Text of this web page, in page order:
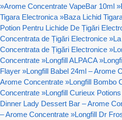
»Arome Concentrate VapeBar 10ml »
Tigara Electronica »Baza Lichid
Potion Pentru Lichide De Țigări
Concentrata de Țigări Electronice »
Concentrata de Țigări Electronice »
Concentrate »Longfill ALPACA »
Flayer »Longfill Babel 24ml – Arome
Arome Concentrate »Longfill Bombo
Concentrate »Longfill Curieux
Dinner Lady Dessert Bar – Arome
– Arome Concentrate »Longfill Dr